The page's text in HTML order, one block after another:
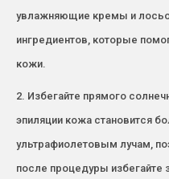
увлажняющие кремы и
ингредиентов, которые
кожи.
2. Избегайте прямого
эпиляции кожа становится
ультрафиолетовым лучам,
после процедуры избегайте